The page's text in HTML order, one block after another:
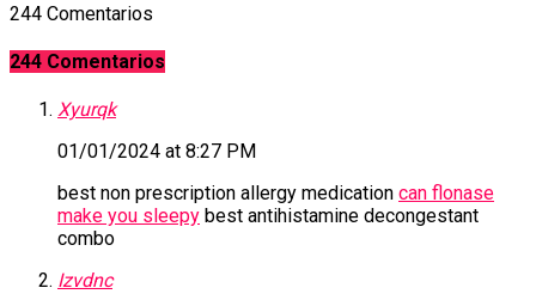
244 Comentarios
244 Comentarios
Xyurqk
01/01/2024 at 8:27 PM
best non prescription allergy medication can flonase
make you sleepy best antihistamine decongestant
combo
Izvdnc